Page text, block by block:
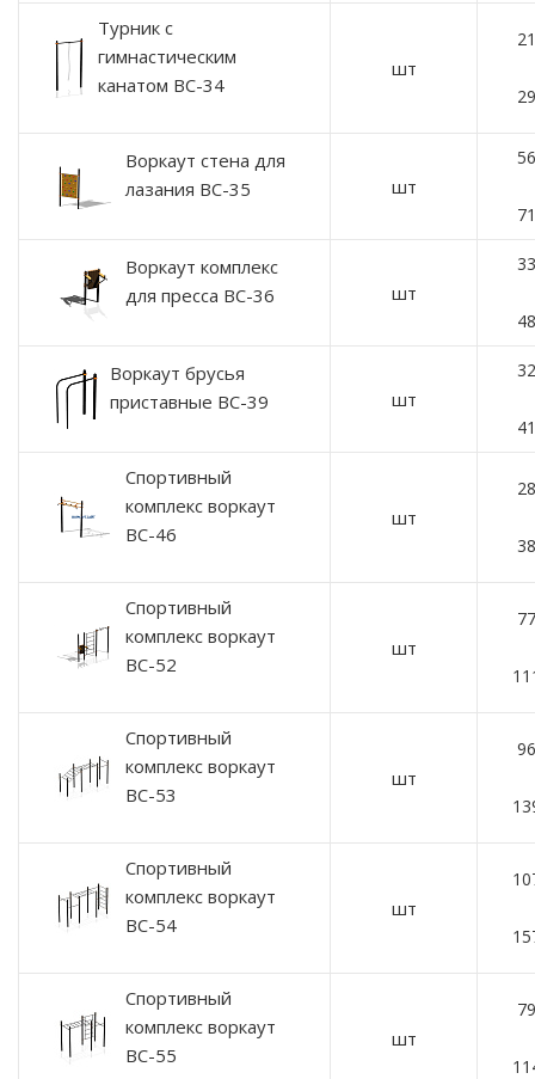
Турник с
гимнастическим
канатом ВС-34
шт
Воркаут стена для
лазания ВС-35
шт
Воркаут комплекс
для пресса ВС-36
шт
Воркаут брусья
приставные ВС-39
шт
Спортивный
комплекс воркаут
ВС-46
шт
Спортивный
комплекс воркаут
ВС-52
шт
Спортивный
комплекс воркаут
ВС-53
шт
Спортивный
комплекс воркаут
ВС-54
шт
Спортивный
комплекс воркаут
ВС-55
шт